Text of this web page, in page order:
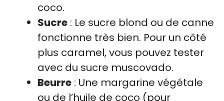
coco.
Sucre : Le sucre blond ou de canne
fonctionne très bien. Pour un côté
plus caramel, vous pouvez tester
avec du sucre muscovado.
Beurre : Une margarine végétale
ou de l’huile de coco (pour